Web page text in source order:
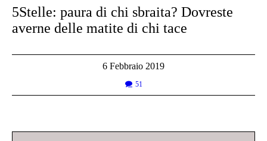
5Stelle: paura di chi sbraita? Dovreste
averne delle matite di chi tace
6 Febbraio 2019
51